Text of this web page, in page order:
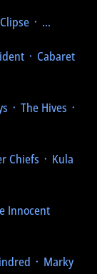
᛫ ...
᛫ Cabaret
᛫ The Hives ᛫
Chiefs ᛫ Kula
Innocent
᛫ Marky